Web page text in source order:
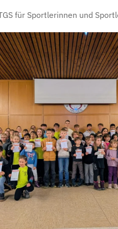
für Sportlerinnen und